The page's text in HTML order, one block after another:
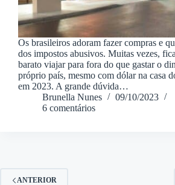
Os brasileiros adoram fazer compras e
dos impostos abusivos. Muitas vezes,
barato viajar para fora do que gastar o
próprio país, mesmo com dólar na casa
em 2023. A grande dúvida…
Brunella Nunes
09/10/2023
6 comentários
ANTERIOR